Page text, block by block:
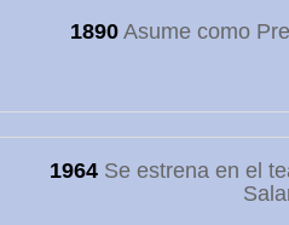
1890 Asume como
1964Se estrena en el